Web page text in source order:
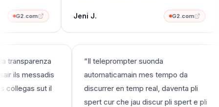
G2.com Jeni J. G2.com
transparenza
ils messadis
collegas sut il
“ Il teleprompter suonda
automaticamain mes tempo da
discurrer en temp real, daventa pli
spert cur che jau discur pli spert e pli